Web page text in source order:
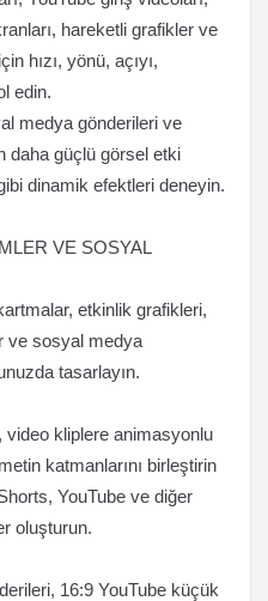
hareketli grafikler ve
hızı, yönü, açıyı,
edin.
medya gönderileri ve
daha güçlü görsel etki
dinamik efektleri deneyin.
VE SOSYAL
etkinlik grafikleri,
ve sosyal medya
tasarlayın.
video kliplere animasyonlu
katmanlarını birleştirin
YouTube ve diğer
oluşturun.
16:9 YouTube küçük